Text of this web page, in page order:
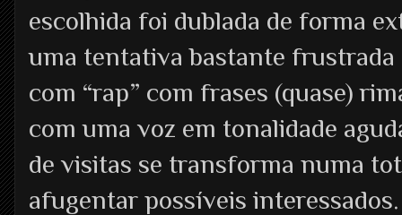
escolhida foi dublada de forma
uma tentativa bastante
com “rap” com frases (quase)
com uma voz em tonalidade
de visitas se transforma numa
afugentar possíveis interessados.